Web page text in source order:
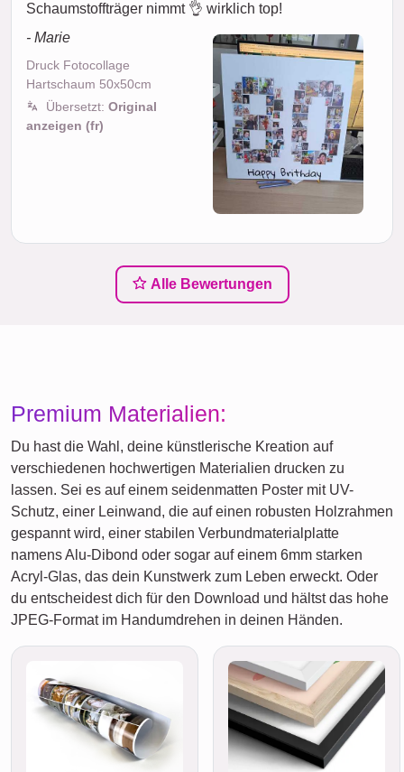
Schaumstoffträger nimmt 👌 wirklich top!
- Marie
Druck Fotocollage
Hartschaum 50x50cm
Übersetzt: Original
anzeigen (fr)
Alle Bewertungen
Premium Materialien:
Du hast die Wahl, deine künstlerische Kreation auf
verschiedenen hochwertigen Materialien drucken zu
lassen. Sei es auf einem seidenmatten Poster mit UV-
Schutz, einer Leinwand, die auf einen robusten Holzrahmen
gespannt wird, einer stabilen Verbundmaterialplatte
namens Alu-Dibond oder sogar auf einem 6mm starken
Acryl-Glas, das dein Kunstwerk zum Leben erweckt. Oder
du entscheidest dich für den Download und hältst das hohe
JPEG-Format im Handumdrehen in deinen Händen.